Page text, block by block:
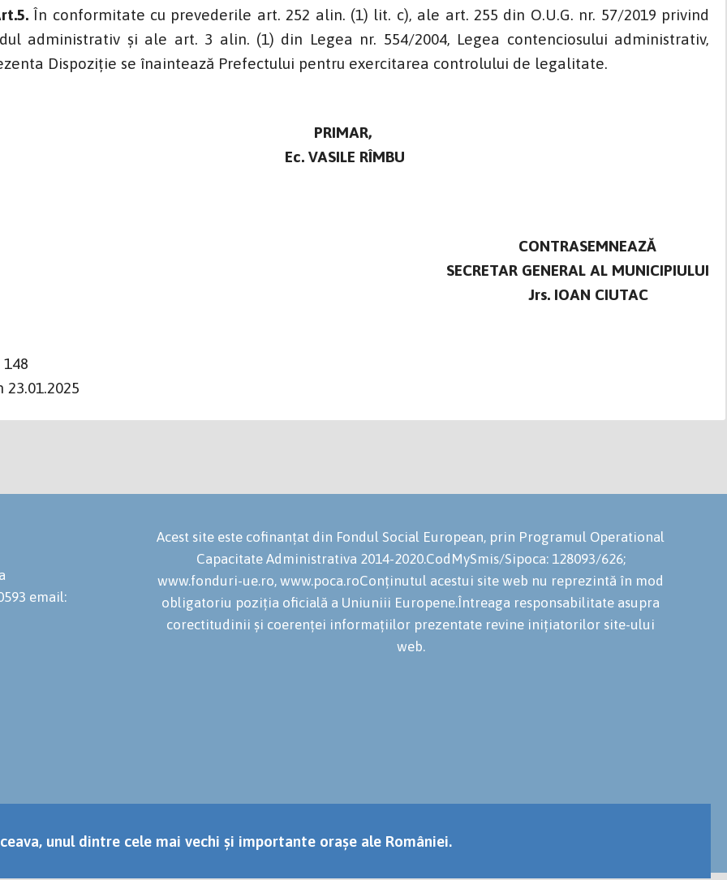
În conformitate cu prevederile art. 252 alin. (1) lit. c), ale art. 255 din O.U.G. nr. 57/2019 privind
administrativ și ale art. 3 alin. (1) din Legea nr. 554/2004, Legea contenciosului administrativ,
Dispoziție se înaintează Prefectului pentru exercitarea controlului de legalitate.
PRIMAR,
Ec. VASILE RÎMBU
CONTRASEMNEAZĂ
SECRETAR GENERAL AL MUNICIPIULUI
Jrs. IOAN CIUTAC
148
23.01.2025
email:
Acest site este cofinanțat din Fondul Social European, prin Programul Operational
Capacitate Administrativa 2014-2020.CodMySmis/Sipoca: 128093/626;
www.fonduri-ue.ro, www.poca.roConținutul acestui site web nu reprezintă în mod
obligatoriu poziția oficială a Uniuniii Europene.Întreaga responsabilitate asupra
corectitudinii și coerenței informațiilor prezentate revine inițiatorilor site-ului
web.
unul dintre cele mai vechi și importante orașe ale României.